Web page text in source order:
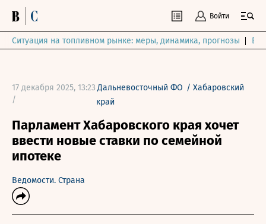
Войти
Ситуация на топливном рынке: меры, динамика, прогнозы
17 декабря 2025, 13:23
/
Дальневосточный ФО /Хабаровский
край
Парламент Хабаровского края хочет
ввести новые ставки по семейной
ипотеке
Ведомости. Страна